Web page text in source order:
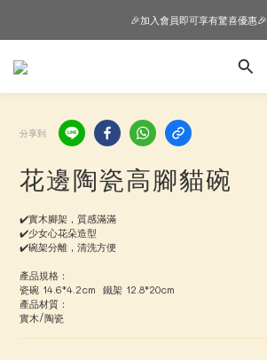
🎉加入會員即可享有驚喜優惠🎉
🎉加入會員即可享有驚喜優惠🎉
購物車超狂加價購，等你來+1
分享到
花邊陶瓷高腳貓碗
✔️實木腳架，質感滿滿
✔️少女心花朵造型
✔️碗架分離，清洗方便
產品規格：
瓷碗 14.6*4.2cm  鐵架 12.8*20cm
產品材質：
實木/陶瓷